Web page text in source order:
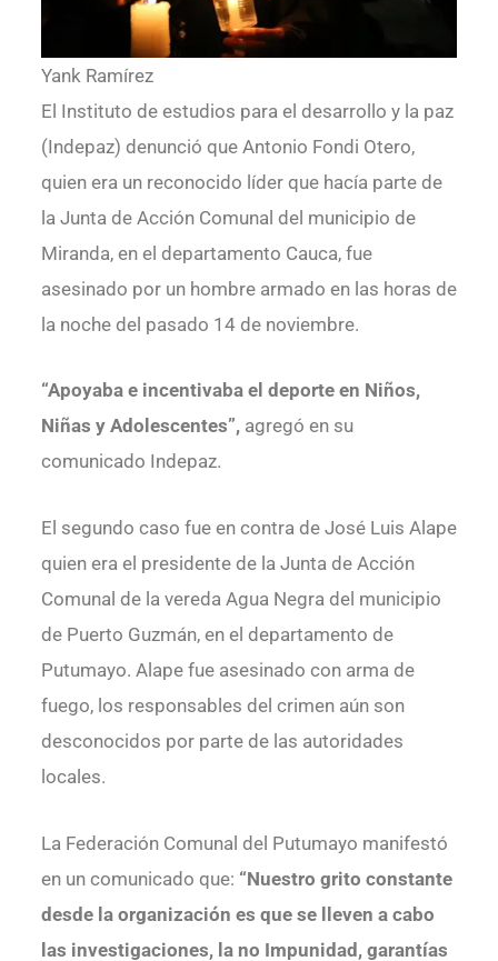
Yank Ramírez
El Instituto de estudios para el desarrollo y la paz
(Indepaz) denunció que Antonio Fondi Otero,
quien era un reconocido líder que hacía parte de
la Junta de Acción Comunal del municipio de
Miranda, en el departamento Cauca, fue
asesinado por un hombre armado en las horas de
la noche del pasado 14 de noviembre.
“Apoyaba e incentivaba el deporte en Niños,
Niñas y Adolescentes”, agregó en su
comunicado Indepaz.
El segundo caso fue en contra de José Luis Alape
quien era el presidente de la Junta de Acción
Comunal de la vereda Agua Negra del municipio
de Puerto Guzmán, en el departamento de
Putumayo. Alape fue asesinado con arma de
fuego, los responsables del crimen aún son
desconocidos por parte de las autoridades
locales.
La Federación Comunal del Putumayo manifestó
en un comunicado que: “Nuestro grito constante
desde la organización es que se lleven a cabo
las investigaciones, la no Impunidad, garantías